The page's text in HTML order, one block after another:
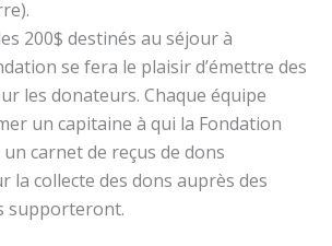
200$ destinés au séjour à
se fera le plaisir d’émettre des
les donateurs. Chaque équipe
un capitaine à qui la Fondation
carnet de reçus de dons
la collecte des dons auprès des
supporteront.